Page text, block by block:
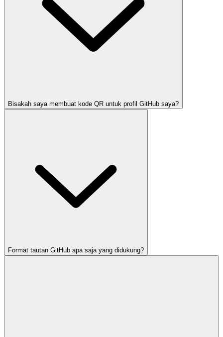
Bisakah saya membuat kode QR untuk profil GitHub saya?
Format tautan GitHub apa saja yang didukung?